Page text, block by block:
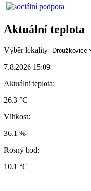
Aktuální teplota
Výběr lokality
7.8.2026 15:09
Aktuální teplota:
26.3 °C
Vlhkost:
36.1 %
Rosný bod:
10.1 °C